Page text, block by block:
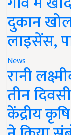
दुकान
लाइसेंस,
News
रानी
तीन
केंद्रीय